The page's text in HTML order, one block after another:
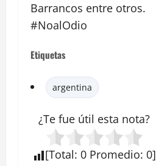
Barrancos entre otros.
#NoalOdio
Etiquetas
argentina
¿Te fue útil esta nota?
[Total: 0 Promedio: 0]